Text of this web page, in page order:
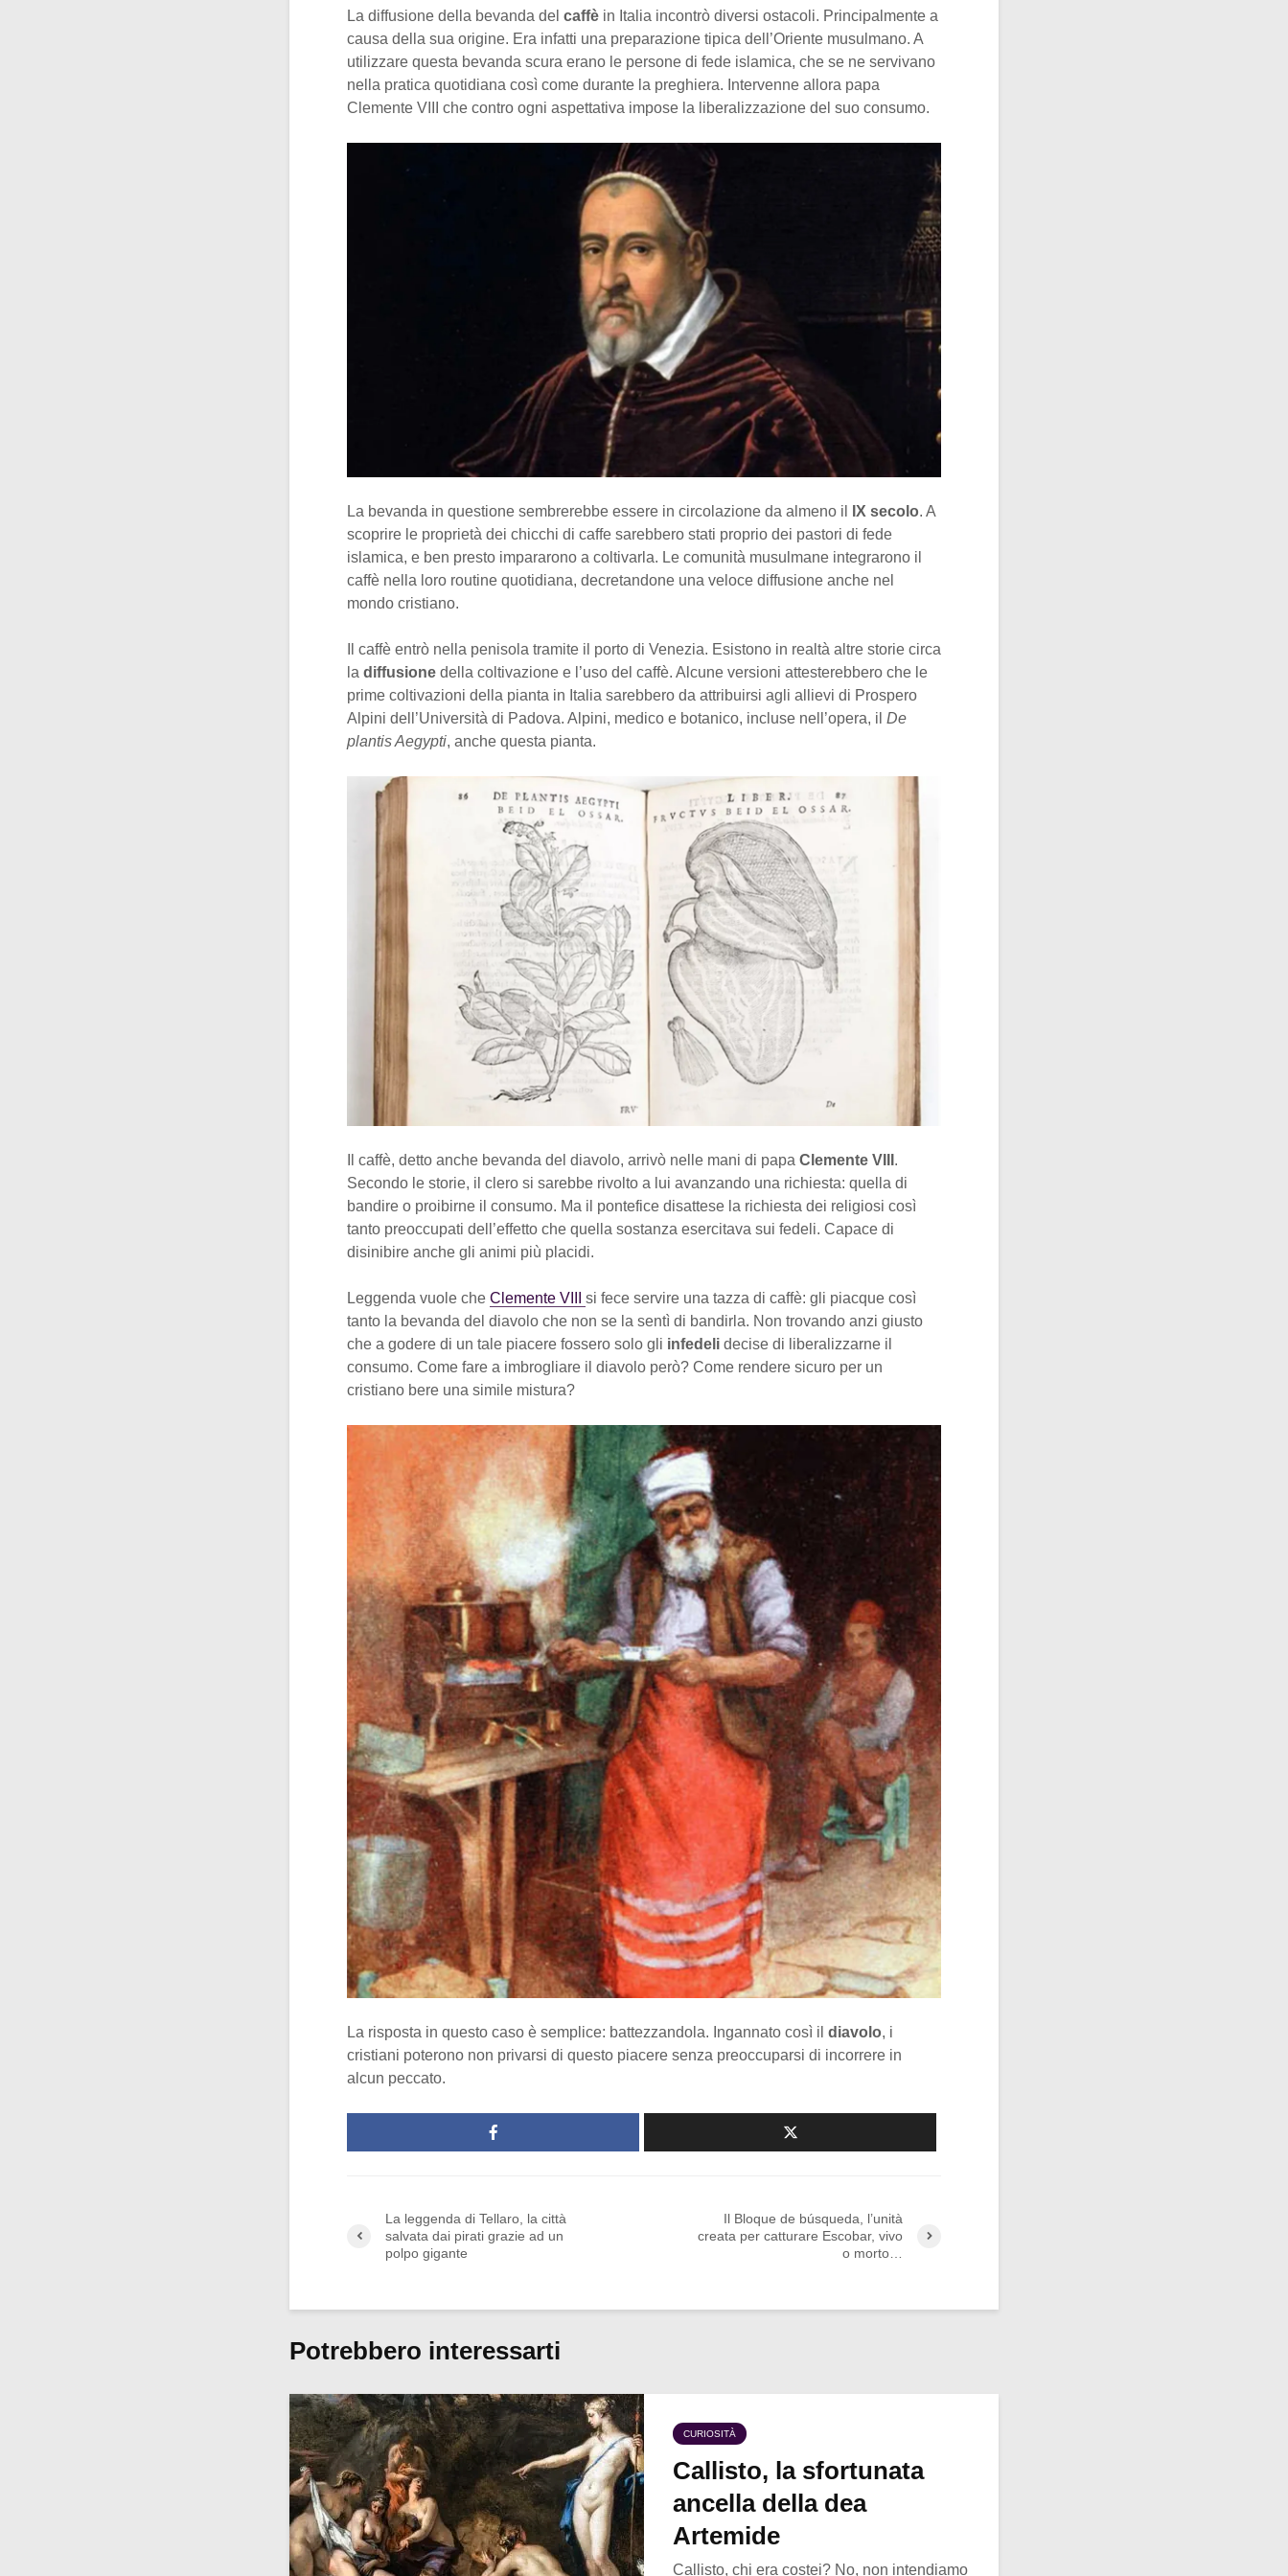
La diffusione della bevanda del caffè in Italia incontrò diversi ostacoli. Principalmente a
causa della sua origine. Era infatti una preparazione tipica dell’Oriente musulmano. A
utilizzare questa bevanda scura erano le persone di fede islamica, che se ne servivano
nella pratica quotidiana così come durante la preghiera. Intervenne allora papa
Clemente VIII che contro ogni aspettativa impose la liberalizzazione del suo consumo.
La bevanda in questione sembrerebbe essere in circolazione da almeno il IX secolo. A
scoprire le proprietà dei chicchi di caffe sarebbero stati proprio dei pastori di fede
islamica, e ben presto impararono a coltivarla. Le comunità musulmane integrarono il
caffè nella loro routine quotidiana, decretandone una veloce diffusione anche nel
mondo cristiano.
Il caffè entrò nella penisola tramite il porto di Venezia. Esistono in realtà altre storie circa
la diffusione della coltivazione e l’uso del caffè. Alcune versioni attesterebbero che le
prime coltivazioni della pianta in Italia sarebbero da attribuirsi agli allievi di Prospero
Alpini dell’Università di Padova. Alpini, medico e botanico, incluse nell’opera, il De
plantis Aegypti, anche questa pianta.
Il caffè, detto anche bevanda del diavolo, arrivò nelle mani di papa Clemente VIII .
Secondo le storie, il clero si sarebbe rivolto a lui avanzando una richiesta: quella di
bandire o proibirne il consumo. Ma il pontefice disattese la richiesta dei religiosi così
tanto preoccupati dell’effetto che quella sostanza esercitava sui fedeli. Capace di
disinibire anche gli animi più placidi.
Leggenda vuole che Clemente VIII si fece servire una tazza di caffè: gli piacque così
tanto la bevanda del diavolo che non se la sentì di bandirla. Non trovando anzi giusto
che a godere di un tale piacere fossero solo gli infedeli decise di liberalizzarne il
consumo. Come fare a imbrogliare il diavolo però? Come rendere sicuro per un
cristiano bere una simile mistura?
La risposta in questo caso è semplice: battezzandola. Ingannato così il diavolo, i
cristiani poterono non privarsi di questo piacere senza preoccuparsi di incorrere in
alcun peccato.
La leggenda di Tellaro, la città
salvata dai pirati grazie ad un
polpo gigante
Il Bloque de búsqueda, l’unità
creata per catturare Escobar, vivo
o morto…
Potrebbero interessarti
CURIOSITÀ
Callisto, la sfortunata
ancella della dea
Artemide
Callisto, chi era costei? No, non intendiamo